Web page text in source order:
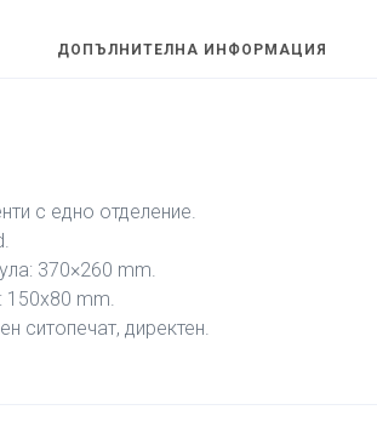
ДОПЪЛНИТЕЛНА ИНФОРМАЦИЯ
с едно отделение.
370×260 mm.
150х80 mm.
ситопечат, директен.